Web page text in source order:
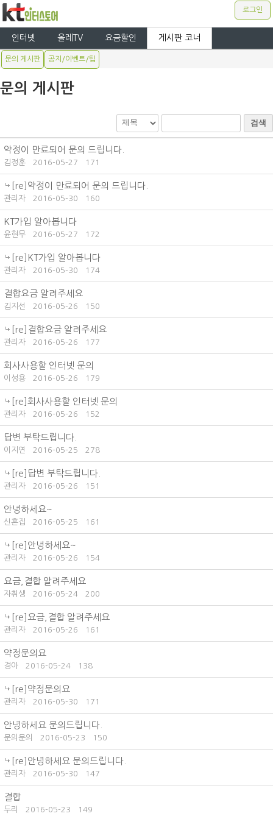
로그인
인터넷 올레TV 요금할인 게시판 코너
문의 게시판 공지/이벤트/팁
문의 게시판
검색
약정이 만료되어 문의 드립니다.
김정훈 2016-05-27 171
[re]약정이 만료되어 문의 드립니다.
관리자 2016-05-30 160
KT가입 알아봅니다
윤현무 2016-05-27 172
[re]KT가입 알아봅니다
관리자 2016-05-30 174
결합요금 알려주세요
김지선 2016-05-26 150
[re]결합요금 알려주세요
관리자 2016-05-26 177
회사사용할 인터넷 문의
이성용 2016-05-26 179
[re]회사사용할 인터넷 문의
관리자 2016-05-26 152
답변 부탁드립니다.
이지연 2016-05-25 278
[re]답변 부탁드립니다.
관리자 2016-05-26 151
안녕하세요~
신혼집 2016-05-25 161
[re]안녕하세요~
관리자 2016-05-26 154
요금,결합 알려주세요
자취생 2016-05-24 200
[re]요금,결합 알려주세요
관리자 2016-05-26 161
약정문의요
경아 2016-05-24 138
[re]약정문의요
관리자 2016-05-30 171
안녕하세요 문의드립니다.
문의문의 2016-05-23 150
[re]안녕하세요 문의드립니다.
관리자 2016-05-30 147
결합
두리 2016-05-23 149